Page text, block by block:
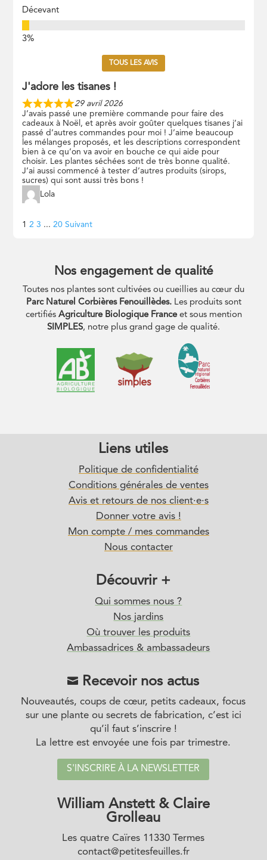
Décevant
TOUS LES AVIS
J'adore les tisanes !
29 avril 2026
J’avais passé une première commande pour faire des
cadeaux à Noël, et après avoir goûter quelques tisanes j’ai
passé d’autres commandes pour moi ! J’aime beaucoup
les mélanges proposés, et les descriptions correspondent
bien à ce qu’on va avoir en bouche ce qui aide pour
choisir. Les plantes séchées sont de très bonne qualité.
J’ai aussi commencé à tester d’autres produits (sirops,
sucres) qui sont aussi très bons !
Lola
Navigation
Page
1 Page
2 Page
3 ... Page
20 Suivant
Nos engagement de qualité
Toutes nos plantes sont cultivées ou cueillies au cœur du
Parc Naturel Corbières Fenouillèdes.Les produits sont
certifiésAgriculture Biologique Franceet sous mention
SIMPLES, notre plus grand gage de qualité.
Liens utiles
Politique de confidentialité
Conditions générales de ventes
Avis et retours de nos client·e·s
Donner votre avis !
Mon compte / mes commandes
Nous contacter
Découvrir +
Qui sommes nous ?
Nos jardins
Où trouver les produits
Ambassadrices & ambassadeurs
 Recevoir nos actus
Nouveautés, coups de cœur, petits cadeaux, focus
sur une plante ou secrets de fabrication, c’est ici
qu’il faut s’inscrire !
La lettre est envoyée une fois par trimestre.
S'INSCRIRE À LA NEWSLETTER
William Anstett & Claire
Grolleau
Les quatre Caïres 11330 Termes
contact@petitesfeuilles.fr